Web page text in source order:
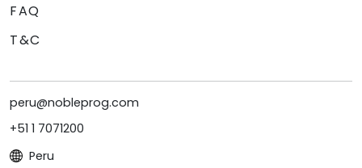
FAQ
T&C
peru@nobleprog.com
+51 1 7071200
Peru